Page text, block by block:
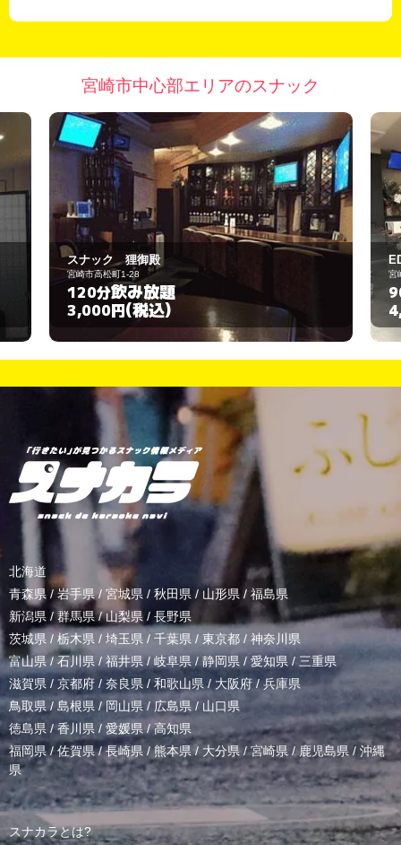
宮崎市中心部エリアのスナック
EDEN
宮崎市中央通7-25
90分飲み放題
4,000円(税込)
北海道
青森県 / 岩手県/ 宮城県 / 秋田県 / 山形県/ 福島県
新潟県 /群馬県/山梨県 / 長野県
茨城県 / 栃木県 / 埼玉県 / 千葉県 / 東京都 / 神奈川県
富山県 /石川県/福井県/岐阜県 / 静岡県 / 愛知県 / 三重県
滋賀県 / 京都府 / 奈良県 / 和歌山県/ 大阪府 /兵庫県
鳥取県/ 島根県 /岡山県/ 広島県 / 山口県
徳島県 /香川県 / 愛媛県/高知県
福岡県/佐賀県/長崎県 /熊本県/ 大分県/宮崎県 /鹿児島県 / 沖縄
県
スナカラとは?